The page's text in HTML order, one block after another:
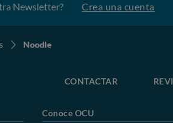
Newsletter? Crea una cuenta
Noodle
CONTACTAR
Conoce OCU